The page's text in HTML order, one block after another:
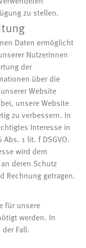
zu stellen.
Daten ermöglicht
Nutzerinnen
der
über die
Website
unsere Website
zu verbessern. In
Interesse in
1 lit. f DSGVO.
wird dem
deren Schutz
Rechnung getragen.
für unsere
werden. In
Fall.